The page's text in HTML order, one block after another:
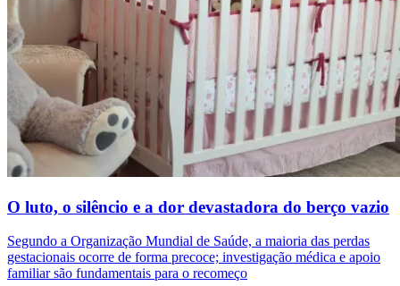
O luto, o silêncio e a dor devastadora do berço vazio
Segundo a Organização Mundial de Saúde, a maioria das perdas
gestacionais ocorre de forma precoce; investigação médica e apoio
familiar são fundamentais para o recomeço